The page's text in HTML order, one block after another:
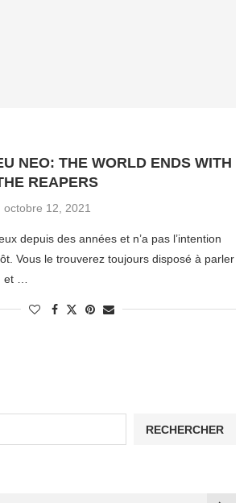
NEO: THE WORLD ENDS WITH
REAPERS
octobre 12, 2021
depuis des années et n’a pas l’intention
Vous le trouverez toujours disposé à parler
et …
RECHERCHER